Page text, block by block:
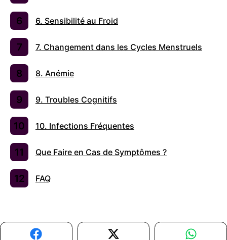
6. Sensibilité au Froid
7. Changement dans les Cycles Menstruels
8. Anémie
9. Troubles Cognitifs
10. Infections Fréquentes
Que Faire en Cas de Symptômes ?
FAQ